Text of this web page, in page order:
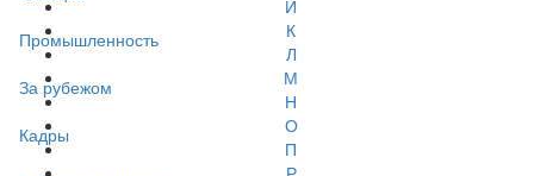
Промышленность
За рубежом
Кадры
И
К
Л
М
Н
О
П